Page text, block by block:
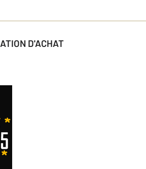
D'ACHAT